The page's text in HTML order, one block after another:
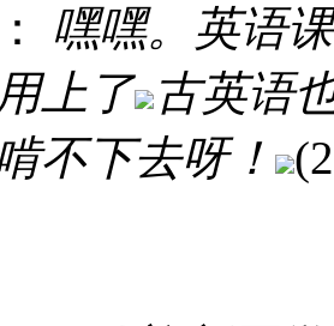
：
嘿嘿。英语
上了 古英语
不下去呀！